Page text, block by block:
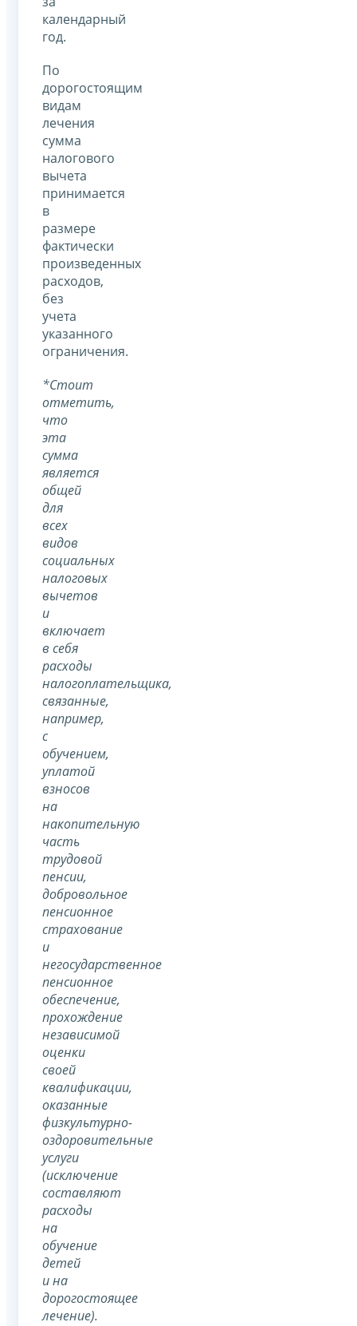
календарный
год.
По
дорогостоящим
видам
лечения
сумма
налогового
вычета
принимается
в
размере
фактически
произведенных
расходов,
без
учета
указанного
ограничения.
*Стоит
отметить,
что
эта
сумма
является
общей
для
всех
видов
социальных
налоговых
вычетов
и
включает
в себя
расходы
налогоплательщика,
связанные,
например,
с
обучением,
уплатой
взносов
на
накопительную
часть
трудовой
пенсии,
добровольное
пенсионное
страхование
и
негосударственное
пенсионное
обеспечение,
прохождение
независимой
оценки
своей
квалификации,
оказанные
физкультурно-
оздоровительные
услуги
(исключение
составляют
расходы
на
обучение
детей
и на
дорогостоящее
лечение).